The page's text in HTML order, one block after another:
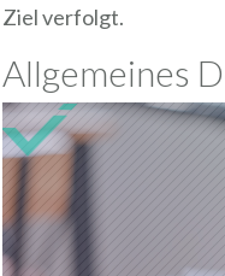
Ziel verfolgt.
Allgemeines